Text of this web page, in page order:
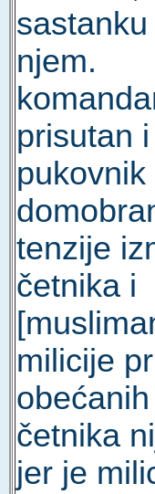
sastanku
njem.
prisutan
pukovnik
tenzije
četnika i
milicije
četnika
jer je